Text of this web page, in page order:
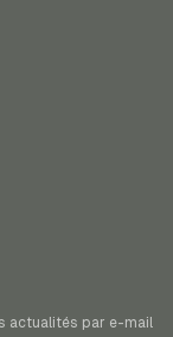
actualités par e-mail